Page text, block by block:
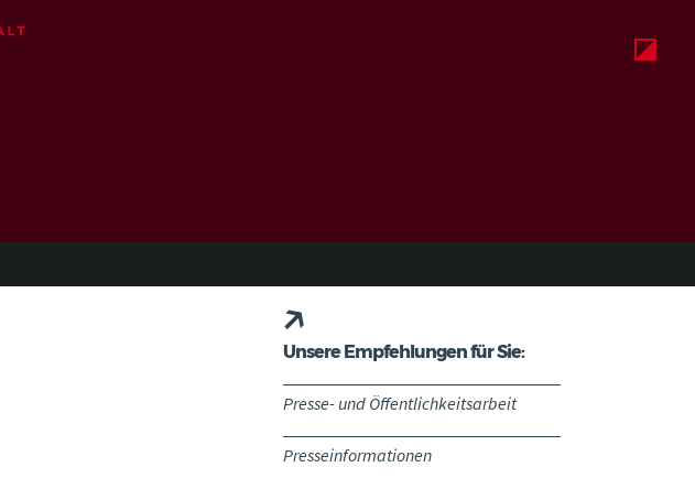
Unsere Empfehlungen für Sie:
Presse- und Öffentlichkeitsarbeit
Presseinformationen